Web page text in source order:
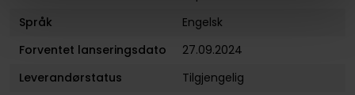
Språk
Engelsk
Forventet lanseringsdato
27.09.2024
Leverandørstatus
Tilgjengelig